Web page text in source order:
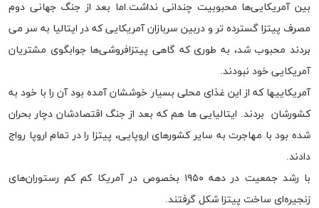
بین آمریکایی‌ها محبوبیت چندانی نداشت.اما بعد از جنگ جهانی دوم
مصرف پیتزا گسترده تر و دربین سربازان آمریکایی که در ایتالیا به سر می
بردند محبوب شد، به طوری که گاهی پیتزافروشی‌ها جوابگوی مشتریان
آمریکایی خود نبودند.
آمریکاییها که از این غذای محلی بسیار خوششان آمده بود آن را با خود به
کشورشان بردند. ایتالیایی ها هم که بعد از جنگ اقتصادشان دچار بحران
شده بود با مهاجرت به سایر کشورهای اروپایی، پیتزا را در تمام اروپا رواج
دادند.
با رشد جمعیت در دهه ۱۹۵۰ بخصوص در آمریکا کم کم رستوران‌های
زنجیره‌ای ساخت پیتزا شکل گرفتند.